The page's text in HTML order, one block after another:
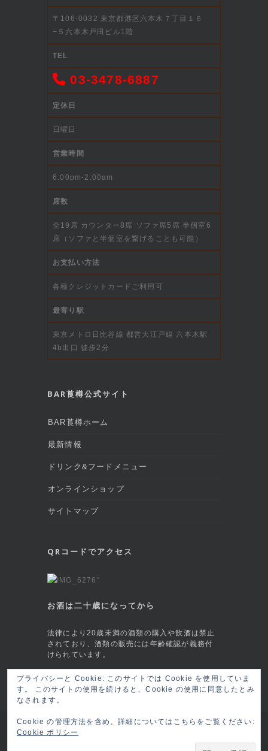
〒106-0032 東京都港区六本木７丁目１６
−５六本木戸田ビル1階
TEL
03-3478-6887
定休日
日曜日
営業時間
6:00pm-2:00am
席数
全19席 カウンター8席 ソファ席5席 半個室6
席（ソファと半個室を繋げることも可能）
お支払い方法
各種クレジットカードご利用可
最寄り駅
東京メトロ日比谷線 都営大江戸線 六本木駅
4b出口 徒歩2分
BAR莨樽公式サイト
BAR莨樽ホーム
最新情報
ドリンク&フードメニュー
オンラインショップ
サイトマップ
QRコードでアクセス
お酒は二十歳になってから
法律により20歳未満の酒類の購入や飲酒は禁止
されており、酒類の販売には年齢確認が義務付
けられています。
This site is protected by reCAPTCHA and
the GooglePrivacy PolicyandTerms of
Service
Copyright © 2026 六本木 BAR莨樽(ロウタル/
ロータル) RO-TARU Roppongi, Tokyo
プライバシーと Cookie: このサイトでは Cookie を使用していま
す。 このサイトの使用を続けると、Cookie の使用に同意したとみ
なされます。
Cookie の管理方法を含め、詳細についてはこちらをご覧ください:
Cookie ポリシー